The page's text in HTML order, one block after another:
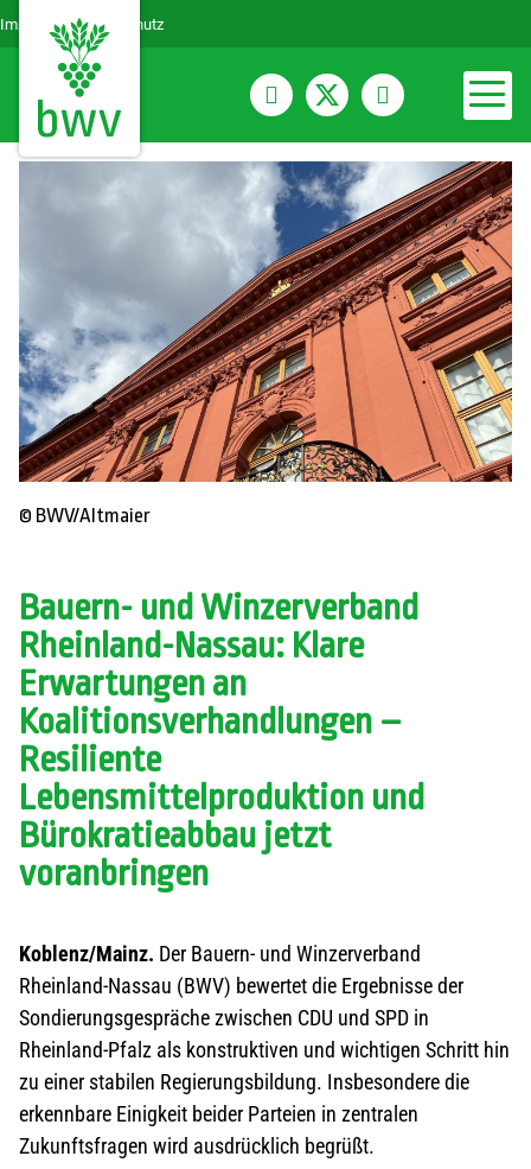
ImpressumDatenschutz
© BWV/Altmaier
Bauern- und Winzerverband
Rheinland-Nassau: Klare
Erwartungen an
Koalitionsverhandlungen –
Resiliente
Lebensmittelproduktion und
Bürokratieabbau jetzt
voranbringen
Koblenz/Mainz. Der Bauern- und Winzerverband
Rheinland-Nassau (BWV) bewertet die Ergebnisse der
Sondierungsgespräche zwischen CDU und SPD in
Rheinland-Pfalz als konstruktiven und wichtigen Schritt hin
zu einer stabilen Regierungsbildung. Insbesondere die
erkennbare Einigkeit beider Parteien in zentralen
Zukunftsfragen wird ausdrücklich begrüßt.